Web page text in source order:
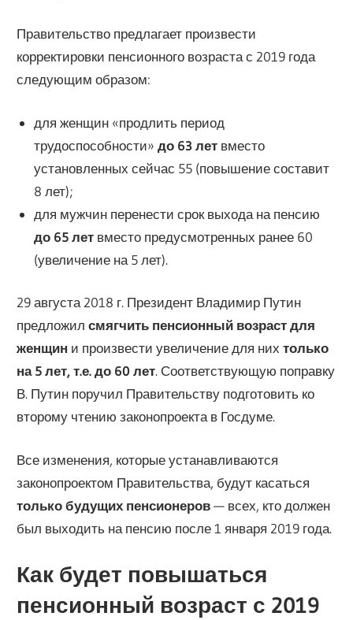
Правительство предлагает произвести
корректировки пенсионного возраста с 2019 года
следующим образом:
для женщин «продлить период
трудоспособности» до 63 летвместо
установленных сейчас 55 (повышение составит
8 лет);
для мужчин перенести срок выхода на пенсию
до 65 летвместо предусмотренных ранее 60
(увеличение на 5 лет).
29 августа 2018 г. Президент Владимир Путин
предложилсмягчить пенсионный возраст для
женщин и произвести увеличение для нихтолько
на 5 лет, т.е. до 60 лет. Соответствующую поправку
В. Путин поручил Правительству подготовить ко
второму чтению законопроекта в Госдуме.
Все изменения, которые устанавливаются
законопроектом Правительства, будут касаться
только будущих пенсионеров— всех, кто должен
был выходить на пенсию после 1 января 2019 года.
Как будет повышаться
пенсионный возраст с 2019